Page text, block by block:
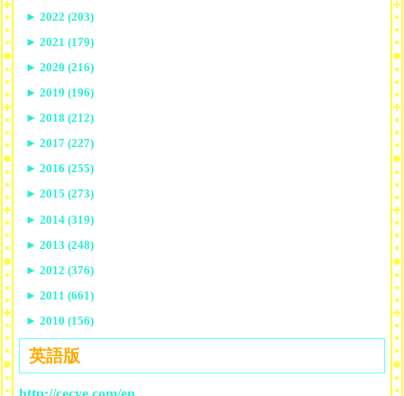
► 2022 (203)
► 2021 (179)
► 2020 (216)
► 2019 (196)
► 2018 (212)
► 2017 (227)
► 2016 (255)
► 2015 (273)
► 2014 (319)
► 2013 (248)
► 2012 (376)
► 2011 (661)
► 2010 (156)
英語版